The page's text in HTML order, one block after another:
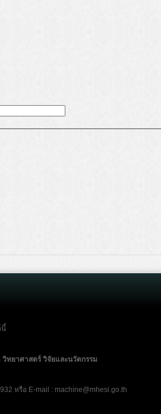
นี้
ทยาศาสตร์ วิจัยและนวัตกรรม
หรือ E-mail : machine@mhesi.go.th